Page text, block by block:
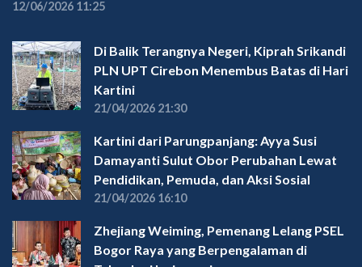
12/06/2026 11:25
Di Balik Terangnya Negeri, Kiprah Srikandi
PLN UPT Cirebon Menembus Batas di Hari
Kartini
21/04/2026 21:30
Kartini dari Parungpanjang: Ayya Susi
Damayanti Sulut Obor Perubahan Lewat
Pendidikan, Pemuda, dan Aksi Sosial
21/04/2026 16:10
Zhejiang Weiming, Pemenang Lelang PSEL
Bogor Raya yang Berpengalaman di